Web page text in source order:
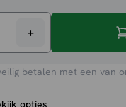
+
betalen met een van
opties